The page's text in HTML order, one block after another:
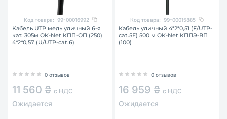
Код товара: 99-00016992
Кабель UTP медь уличный 6-я
кат. 305м OK-Net КПП-ОП (250)
4*2*0,57 (U/UTP-cat.6)
0 отзывов
11 560 ₴ с НДС
Ожидается
Код товара: 99-00015885
Кабель уличный 4*2*0,51 (F/UTP-
cat.5E) 500 м OK-Net КППЭ-ВП
(100)
0 отзывов
16 959 ₴ с НДС
Ожидается